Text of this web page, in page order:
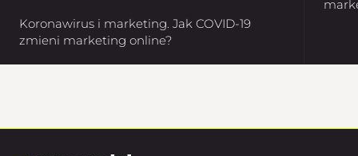
Koronawirus i marketing. Jak COVID-19
zmieni marketing online?